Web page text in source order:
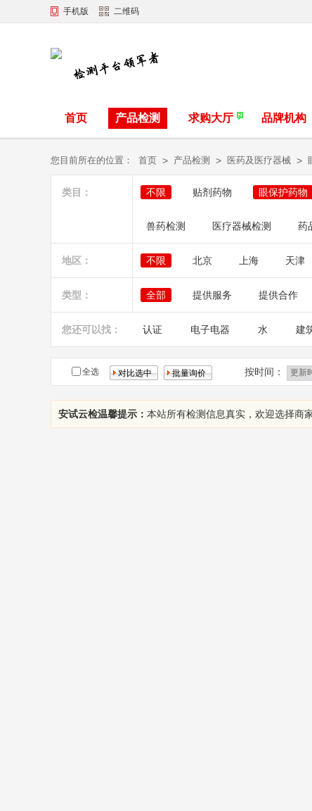
手机版 二维码
首页 产品检测 求购大厅 品牌机构
您目前所在的位置： 首页 > 产品检测 > 医药及医疗器械 >
类目： 不限 贴剂药物 眼保护药物
兽药检测 医疗器械检测 药
地区： 不限 北京 上海 天津
类型： 全部 提供服务 提供合作
您还可以找： 认证 电子电器 水 建
农药残留 玩具检测 纺织面
全选 按时间：
安试云检温馨提示： 本站所有检测信息真实，欢迎选择商